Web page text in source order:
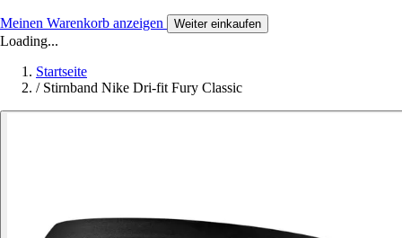
Meinen Warenkorb anzeigen Weiter einkaufen
Loading...
Startseite
/ Stirnband Nike Dri-fit Fury Classic